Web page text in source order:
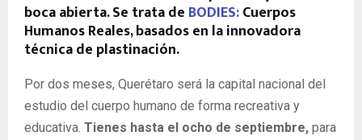
boca abierta. Se trata de BODIES:Cuerpos
Humanos Reales, basados en la innovadora
técnica de plastinación.
Por dos meses, Querétaro será la capital nacional del
estudio del cuerpo humano de forma recreativa y
educativa. Tienes hasta el ocho de septiembre, para